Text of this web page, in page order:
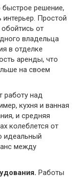
быстрое решение,
Простой
от
владельца
в отделке
аренды, что
на своем
работу над
кухня и ванная
и средняя
колеблется от
идеальный
между
Работы